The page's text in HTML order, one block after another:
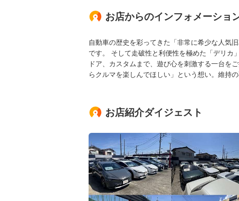
お店からのインフォメーショ
自動車の歴史を彩ってきた「非常に希少な人気
です。 そして走破性と利便性を極めた「デリカ
ドア、カスタムまで、遊び心を刺激する一台を
らクルマを楽しんでほしい」という想い。維持
お店紹介ダイジェスト